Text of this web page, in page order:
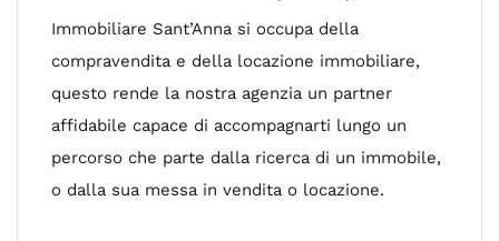
Immobiliare Sant’Anna si occupa della
compravendita e della locazione immobiliare,
questo rende la nostra agenzia un partner
affidabile capace di accompagnarti lungo un
percorso che parte dalla ricerca di un immobile,
o dalla sua messa in vendita o locazione.